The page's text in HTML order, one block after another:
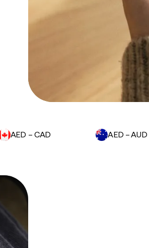
AED – CAD AED – AUD